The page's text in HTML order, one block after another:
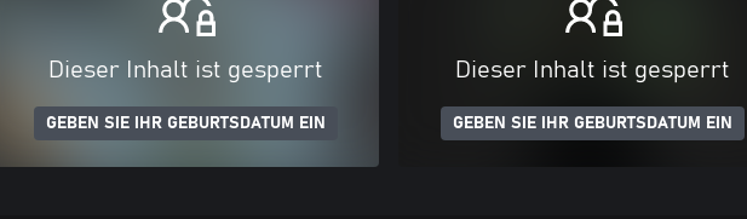
Dieser Inhalt ist gesperrt
GEBEN SIE IHR GEBURTSDATUM EIN
Dieser Inhalt ist gesperrt
GEBEN SIE IHR GEBURTSDATUM EIN